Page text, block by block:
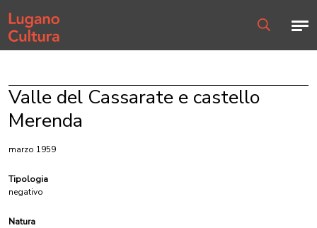
Home page
Valle del Cassarate e castello
Merenda
marzo 1959
Tipologia
negativo
Natura